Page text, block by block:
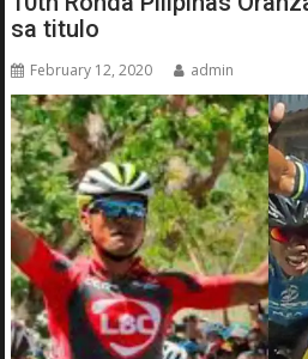
sa titulo
February 12, 2020 admin